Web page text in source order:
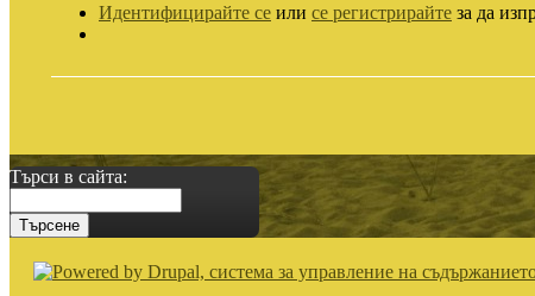
Идентифицирайте се или се регистрирайте за да
Търси в сайта: